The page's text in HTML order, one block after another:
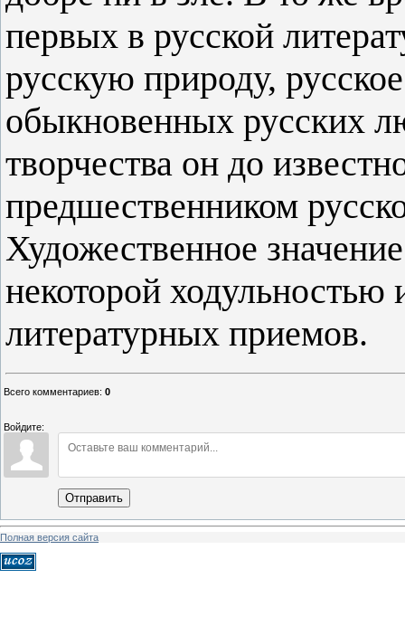
первых в русской
русскую природу,
обыкновенных русских
творчества он до
предшественником
Художественное
некоторой ходульностью
литературных приемов.
Всего комментариев: 0
Войдите:
Отправить
Полная версия сайта